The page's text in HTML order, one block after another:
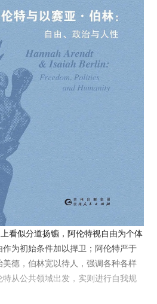
看似分道扬镳，阿伦特视自由为个体
为初始条件加以捍卫；阿伦特严于
德，伯林宽以待人，强调各种各样
从公共领域出发，实则进行自我规